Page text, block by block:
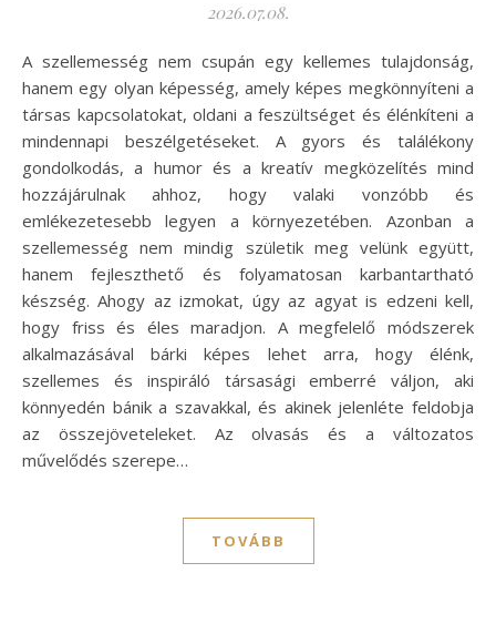
2026.07.08.
A szellemesség nem csupán egy kellemes tulajdonság,
hanem egy olyan képesség, amely képes megkönnyíteni a
társas kapcsolatokat, oldani a feszültséget és élénkíteni a
mindennapi beszélgetéseket. A gyors és találékony
gondolkodás, a humor és a kreatív megközelítés mind
hozzájárulnak ahhoz, hogy valaki vonzóbb és
emlékezetesebb legyen a környezetében. Azonban a
szellemesség nem mindig születik meg velünk együtt,
hanem fejleszthető és folyamatosan karbantartható
készség. Ahogy az izmokat, úgy az agyat is edzeni kell,
hogy friss és éles maradjon. A megfelelő módszerek
alkalmazásával bárki képes lehet arra, hogy élénk,
szellemes és inspiráló társasági emberré váljon, aki
könnyedén bánik a szavakkal, és akinek jelenléte feldobja
az összejöveteleket. Az olvasás és a változatos
művelődés szerepe…
TOVÁBB